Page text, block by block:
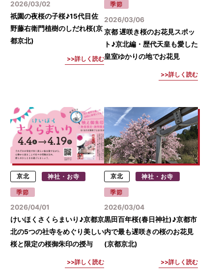
2026/03/02
祇園の夜桜の子桜♪15代目佐
野藤右衛門植樹のしだれ桜(京
都京北)
詳しく読む
季節
2026/03/06
京都 遅咲き桜のお花見スポッ
ト♪京北編・歴代天皇も愛した
皇室ゆかりの地でお花見
詳しく読む
京北 神社・お寺
季節
2026/04/01
けいほくさくらまいり♪京都京
北の5つの社寺をめぐり美しい
桜と限定の桜御朱印の授与
詳しく読む
京北 神社・お寺
季節
2026/03/04
黒田百年桜(春日神社)♪京都市
内で最も遅咲きの桜のお花見
(京都京北)
詳しく読む